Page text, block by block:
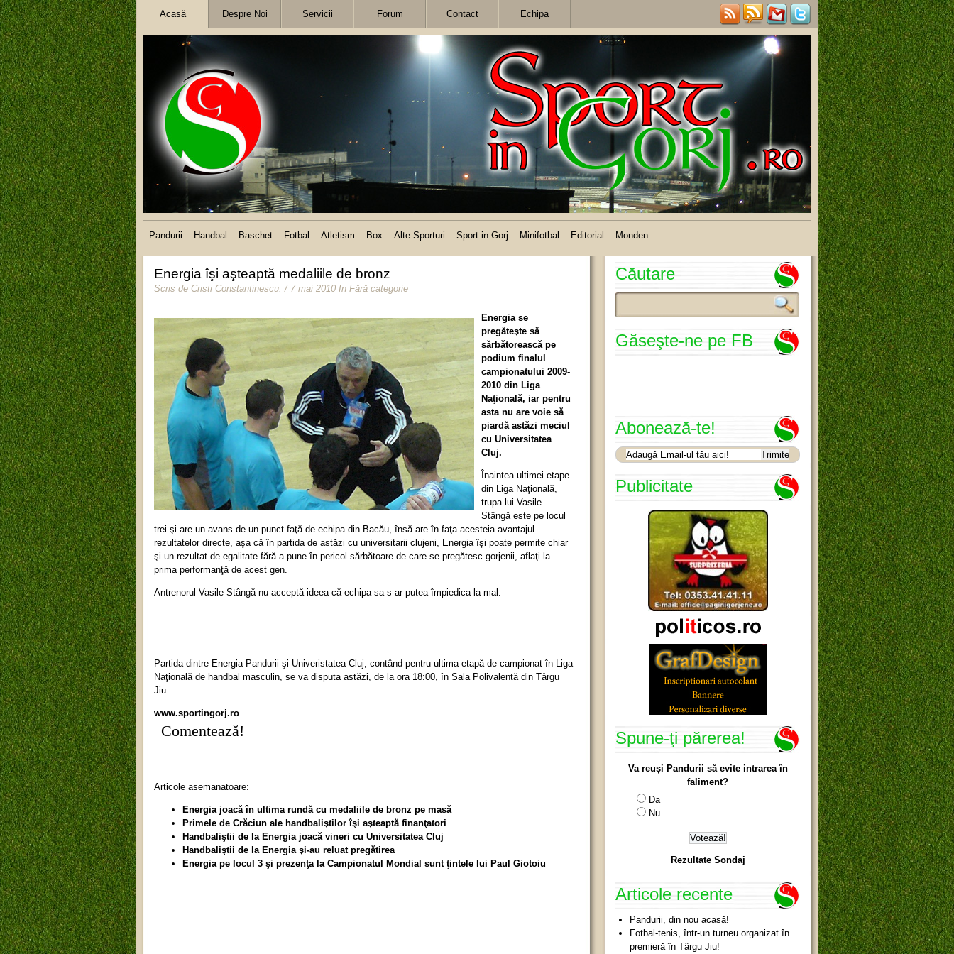
Acasă Despre Noi Servicii Forum Contact Echipa
Pandurii Handbal Baschet Fotbal Atletism Box Alte Sporturi Sport in Gorj Minifotbal Editorial Monden
Energia îşi aşteaptă medaliile de bronz
Scris de Cristi Constantinescu. / 7 mai 2010 In Fără categorie
Energia se
pregăteşte să
sărbătorească pe
podium finalul
campionatului 2009-
2010 din Liga
Naţională, iar pentru
asta nu are voie să
piardă astăzi meciul
cu Universitatea
Cluj.
Înaintea ultimei etape
din Liga Naţională,
trupa lui Vasile
Stângă este pe locul
trei şi are un avans de un punct faţă de echipa din Bacău, însă are în faţa acesteia avantajul
rezultatelor directe, aşa că în partida de astăzi cu universitarii clujeni, Energia îşi poate permite chiar
şi un rezultat de egalitate fără a pune în pericol sărbătoare de care se pregătesc gorjenii, aflaţi la
prima performanţă de acest gen.
Antrenorul Vasile Stângă nu acceptă ideea că echipa sa s-ar putea împiedica la mal:
Partida dintre Energia Pandurii şi Univeristatea Cluj, contând pentru ultima etapă de campionat în Liga
Naţională de handbal masculin, se va disputa astăzi, de la ora 18:00, în Sala Polivalentă din Târgu
Jiu.
www.sportingorj.ro
Comentează!
Articole asemanatoare:
Energia joacă în ultima rundă cu medaliile de bronz pe masă
Primele de Crăciun ale handbaliştilor îşi aşteaptă finanţatori
Handbaliştii de la Energia joacă vineri cu Universitatea Cluj
Handbaliştii de la Energia şi-au reluat pregătirea
Energia pe locul 3 şi prezenţa la Campionatul Mondial sunt ţintele lui Paul Giotoiu
Căutare
Găseşte-ne pe FB
Abonează-te!
Publicitate
Spune-ţi părerea!
Va reuși Pandurii să evite intrarea în
faliment?
Da
Nu
Rezultate Sondaj
Articole recente
Pandurii, din nou acasă!
Fotbal-tenis, într-un turneu organizat în
premieră în Târgu Jiu!